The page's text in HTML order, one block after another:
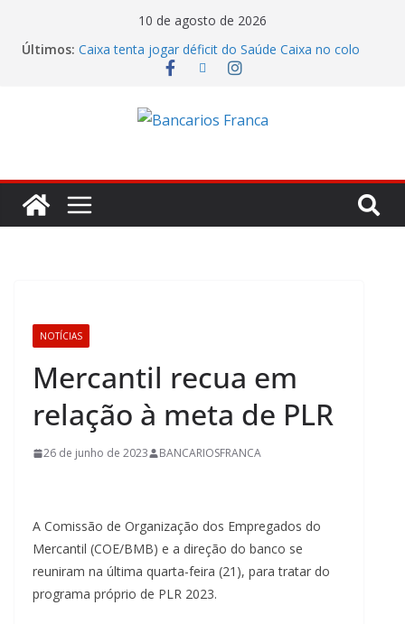
10 de agosto de 2026
Últimos: Caixa tenta jogar déficit do Saúde Caixa no colo
dos empregados e enfrenta rejeição na mesa
7,05 bilhões no segundo trimestre
Itaú atende cobrança da CONTEC e garante
de R$ 275 milhões
Banco do Brasil trava debate econômico e
condiciona avanços à decisão da Fenaban
NOTÍCIAS
Mercantil recua em
relação à meta de PLR
26 de junho de 2023 BANCARIOSFRANCA
A Comissão de Organização dos Empregados do
Mercantil (COE/BMB) e a direção do banco se
reuniram na última quarta-feira (21), para tratar do
programa próprio de PLR 2023.